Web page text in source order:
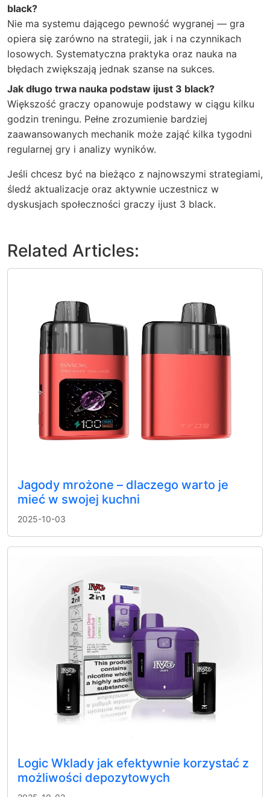
black?
Nie ma systemu dającego pewność wygranej — gra
opiera się zarówno na strategii, jak i na czynnikach
losowych. Systematyczna praktyka oraz nauka na
błędach zwiększają jednak szanse na sukces.
Jak długo trwa nauka podstaw ijust 3 black?
Większość graczy opanowuje podstawy w ciągu kilku
godzin treningu. Pełne zrozumienie bardziej
zaawansowanych mechanik może zająć kilka tygodni
regularnej gry i analizy wyników.
Jeśli chcesz być na bieżąco z najnowszymi strategiami,
śledź aktualizacje oraz aktywnie uczestnicz w
dyskusjach społeczności graczy ijust 3 black.
Related Articles:
Jagody mrożone – dlaczego warto je
mieć w swojej kuchni
2025-10-03
Logic Wklady jak efektywnie korzystać z
możliwości depozytowych